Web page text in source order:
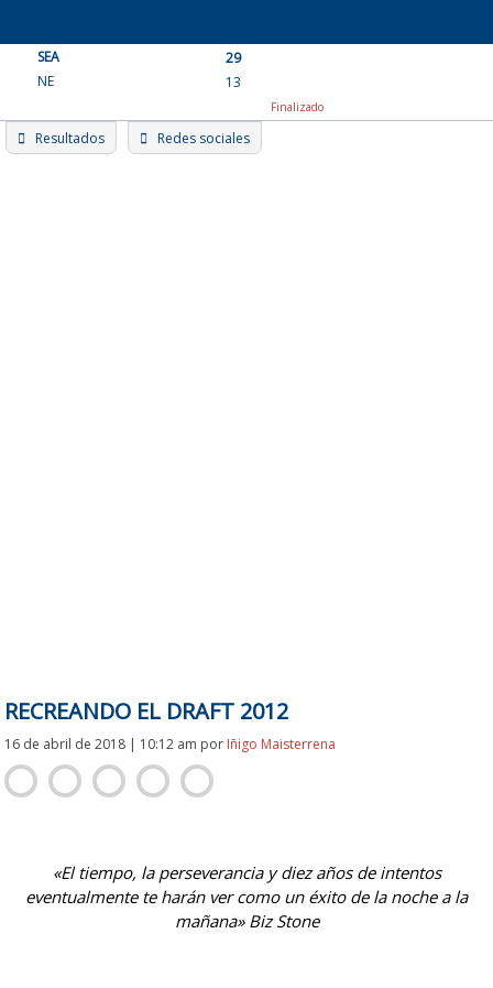
content
SEA
29
NE
13
Finalizado
Resultados Redes sociales
RECREANDO EL DRAFT 2012
16 de abril de 2018 | 10:12 am por Iñigo Maisterrena
«El tiempo, la perseverancia y diez años de intentos
eventualmente te harán ver como un éxito de la noche a la
mañana» Biz Stone